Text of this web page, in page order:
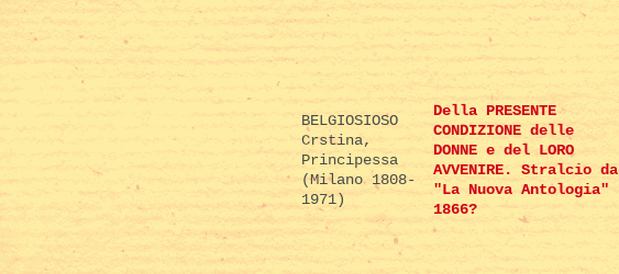
BELGIOSIOSO
Crstina,
Principessa
(Milano 1808-
1971)
Della PRESENTE
CONDIZIONE delle
DONNE e del LORO
AVVENIRE. Stralcio da
"La Nuova Antologia"
1866?